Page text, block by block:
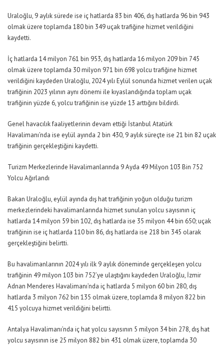
Uraloğlu, 9 aylık sürede ise iç hatlarda 83 bin 406, dış hatlarda 96 bin 943
olmak üzere toplamda 180 bin 349 uçak trafiğine hizmet verildiğini
kaydetti.
İç hatlarda 14 milyon 761 bin 953, dış hatlarda 16 milyon 209 bin 745
olmak üzere toplamda 30 milyon 971 bin 698 yolcu trafiğine hizmet
verildiğini kaydeden Uraloğlu, 2024 yılı Eylül sonunda hizmet verilen uçak
trafiğinin 2023 yılının aynı dönemi ile kıyaslandığında toplam uçak
trafiğinin yüzde 6, yolcu trafiğinin ise yüzde 13 arttığını bildirdi.
Genel havacılık faaliyetlerinin devam ettiği İstanbul Atatürk
Havalimanı’nda ise eylül ayında 2 bin 430, 9 aylık süreçte ise 21 bin 82 uçak
trafiğinin gerçekleştiğini kaydetti.
Turizm Merkezlerinde Havalimanlarında 9 Ayda 49 Milyon 103 Bin 752
Yolcu Ağırlandı
Bakan Uraloğlu, eylül ayında dış hat trafiğinin yoğun olduğu turizm
merkezlerindeki havalimanlarında hizmet sunulan yolcu sayısının iç
hatlarda 14 milyon 59 bin 102, dış hatlarda ise 35 milyon 44 bin 650; uçak
trafiğinin ise iç hatlarda 110 bin 86, dış hatlarda ise 218 bin 345 olarak
gerçekleştiğini belirtti.
Bu havalimanlarının 2024 yılı ilk 9 aylık döneminde gerçekleşen yolcu
trafiğinin 49 milyon 103 bin 752’ye ulaştığını kaydeden Uraloğlu, İzmir
Adnan Menderes Havalimanı’nda iç hatlarda 5 milyon 60 bin 280, dış
hatlarda 3 milyon 762 bin 135 olmak üzere, toplamda 8 milyon 822 bin
415 yolcuya hizmet verildiğini belirtti.
Antalya Havalimanı’nda iç hat yolcu sayısının 5 milyon 34 bin 278, dış hat
yolcu sayısının ise 25 milyon 882 bin 431 olmak üzere, toplamda 30